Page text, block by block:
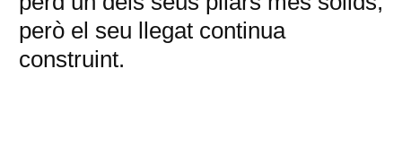
però el seu llegat continua
construint.